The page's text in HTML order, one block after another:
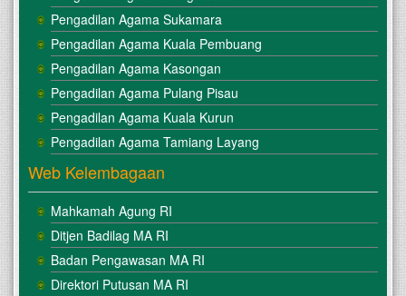
Pengadilan Agama Sukamara
Pengadilan Agama Kuala Pembuang
Pengadilan Agama Kasongan
Pengadilan Agama Pulang Pisau
Pengadilan Agama Kuala Kurun
Pengadilan Agama Tamiang Layang
Web Kelembagaan
Mahkamah Agung RI
Ditjen Badilag MA RI
Badan Pengawasan MA RI
Direktori Putusan MA RI